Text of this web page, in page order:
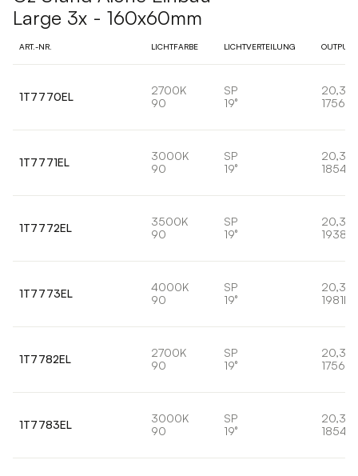
Large 3x - 160x60mm
ART.-NR. LICHTFARBE LICHTVERTEILUNG OUTPUT
1T7770EL
2700K
90
SP
19°
20,3W
1756lm
1T7771EL
3000K
90
SP
19°
20,3W
1854lm
1T7772EL
3500K
90
SP
19°
20,3W
1938lm
1T7773EL
4000K
90
SP
19°
20,3W
1981lm
1T7782EL
2700K
90
SP
19°
20,3W
1756lm
1T7783EL
3000K
90
SP
19°
20,3W
1854lm